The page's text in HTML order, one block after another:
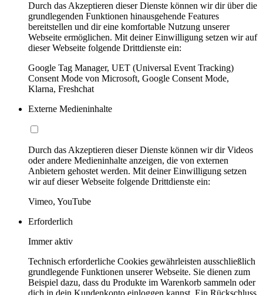
Durch das Akzeptieren dieser Dienste können wir dir über die
grundlegenden Funktionen hinausgehende Features
bereitstellen und dir eine komfortable Nutzung unserer
Webseite ermöglichen. Mit deiner Einwilligung setzen wir auf
dieser Webseite folgende Drittdienste ein:
Google Tag Manager, UET (Universal Event Tracking)
Consent Mode von Microsoft, Google Consent Mode,
Klarna, Freshchat
Externe Medieninhalte
Durch das Akzeptieren dieser Dienste können wir dir Videos
oder andere Medieninhalte anzeigen, die von externen
Anbietern gehostet werden. Mit deiner Einwilligung setzen
wir auf dieser Webseite folgende Drittdienste ein:
Vimeo, YouTube
Erforderlich
Immer aktiv
Technisch erforderliche Cookies gewährleisten ausschließlich
grundlegende Funktionen unserer Webseite. Sie dienen zum
Beispiel dazu, dass du Produkte im Warenkorb sammeln oder